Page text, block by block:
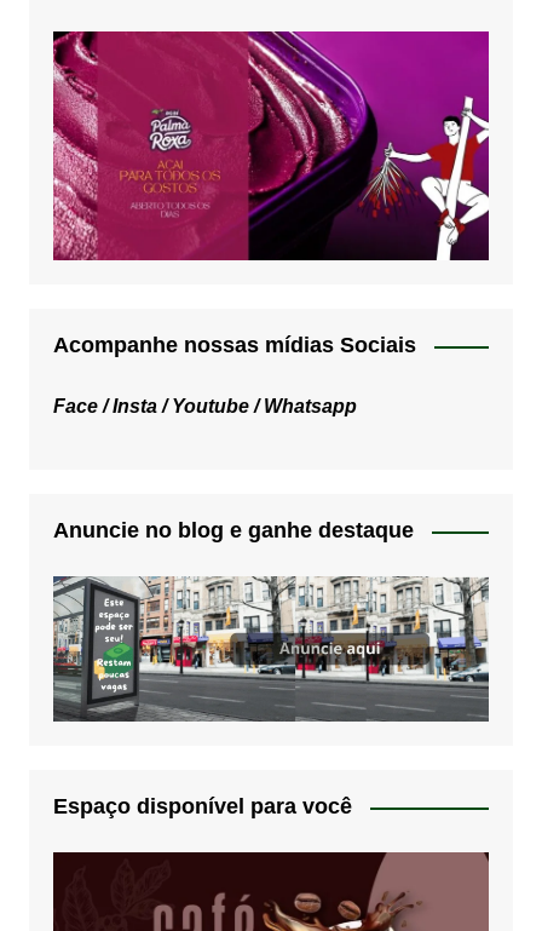
Acompanhe nossas mídias Sociais
Face /Insta /Youtube /Whatsapp
Anuncie no blog e ganhe destaque
Espaço disponível para você